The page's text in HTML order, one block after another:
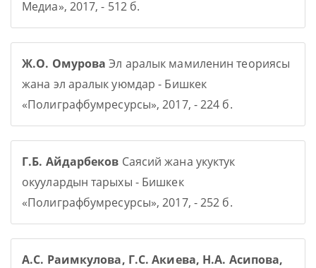
Медиа», 2017, - 512 б.
Ж.О. Омурова Эл аралык мамиленин теориясы
жана эл аралык уюмдар - Бишкек
«Полиграфбумресурсы», 2017, - 224 б.
Г.Б. Айдарбеков Саясий жана укуктук
окуулардын тарыхы - Бишкек
«Полиграфбумресурсы», 2017, - 252 б.
А.С. Раимкулова, Г.С. Акиева, Н.А. Асипова,